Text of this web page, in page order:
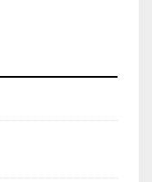
e tappatura.
al prodotto e